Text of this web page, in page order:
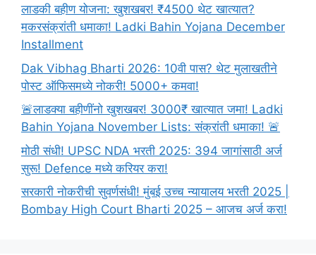
अर्ज!
Apply
लाडकी बहीण योजना: खुशखबर! ₹4500 थेट खात्यात?
मकरसंक्रांती धमाका! Ladki Bahin Yojana December
Installment
Dak Vibhag Bharti 2026: 10वी पास? थेट मुलाखतीने
पोस्ट ऑफिसमध्ये नोकरी! 5000+ कमवा!
🚨लाडक्या बहीणींनो खुशखबर! 3000₹ खात्यात जमा! Ladki
Bahin Yojana November Lists: संक्रांती धमाका! 🚨
मोठी संधी! UPSC NDA भरती 2025: 394 जागांसाठी अर्ज
सुरू! Defence मध्ये करियर करा!
सरकारी नोकरीची सुवर्णसंधी! मुंबई उच्च न्यायालय भरती 2025 |
Bombay High Court Bharti 2025 – आजच अर्ज करा!